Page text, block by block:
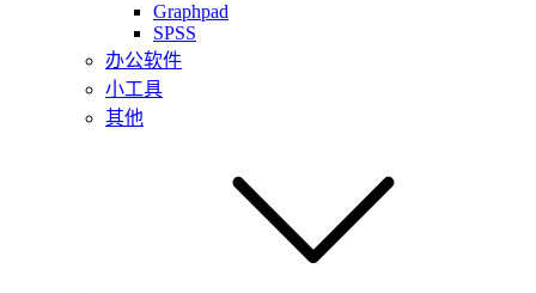
Graphpad
SPSS
办公软件
小工具
其他